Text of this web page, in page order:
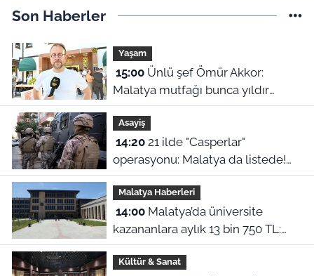
Son Haberler
Yaşam
15:00Ünlü şef Ömür Akkor:
Malatya mutfağı bunca yıldır
kendini gizlemiş
Asayiş
14:2021 ilde "Casperlar"
operasyonu: Malatya da listede!
151 kişiye dava açıldı
Malatya Haberleri
14:00Malatya’da üniversite
kazananlara aylık 13 bin 750 TL:
Kimler başvurabilir?
Kültür & Sanat